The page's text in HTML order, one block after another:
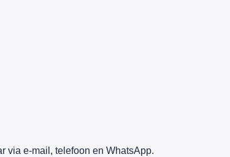
via e-mail, telefoon en WhatsApp.